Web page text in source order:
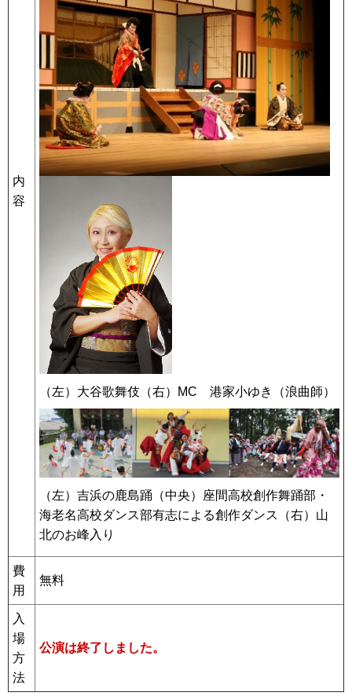
内
容
（左）大谷歌舞伎（右）MC 港家小ゆき（浪曲師）
（左）吉浜の鹿島踊（中央）座間高校創作舞踊部・
海老名高校ダンス部有志による創作ダンス（右）山
北のお峰入り
費
用
無料
入
場
方
法
公演は終了しました。